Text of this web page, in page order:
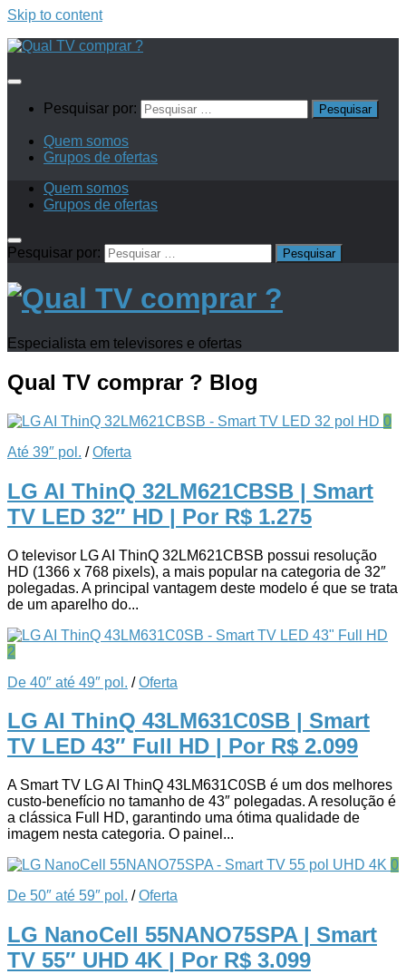
Skip to content
Pesquisar por:
Quem somos
Grupos de ofertas
Quem somos
Grupos de ofertas
Pesquisar por:
Especialista em televisores e ofertas
Qual TV comprar ? Blog
0
Até 39″ pol. /Oferta
LG AI ThinQ 32LM621CBSB | Smart
TV LED 32″ HD | Por R$ 1.275
O televisor LG AI ThinQ 32LM621CBSB possui resolução
HD (1366 x 768 pixels), a mais popular na categoria de 32″
polegadas. A principal vantagem deste modelo é que se trata
de um aparelho do...
2
De 40″ até 49″ pol. /Oferta
LG AI ThinQ 43LM631C0SB | Smart
TV LED 43″ Full HD | Por R$ 2.099
A Smart TV LG AI ThinQ 43LM631C0SB é um dos melhores
custo-benefício no tamanho de 43″ polegadas. A resolução é
a clássica Full HD, garantindo uma ótima qualidade de
imagem nesta categoria. O painel...
0
De 50″ até 59″ pol. /Oferta
LG NanoCell 55NANO75SPA | Smart
TV 55″ UHD 4K | Por R$ 3.099